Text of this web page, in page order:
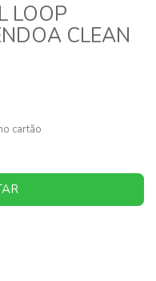
LOOP
CLEAN
cartão